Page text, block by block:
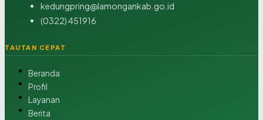
kedungpring@lamongankab.go.id
(0322) 451916
TAUTAN CEPAT
Beranda
Profil
Layanan
Berita